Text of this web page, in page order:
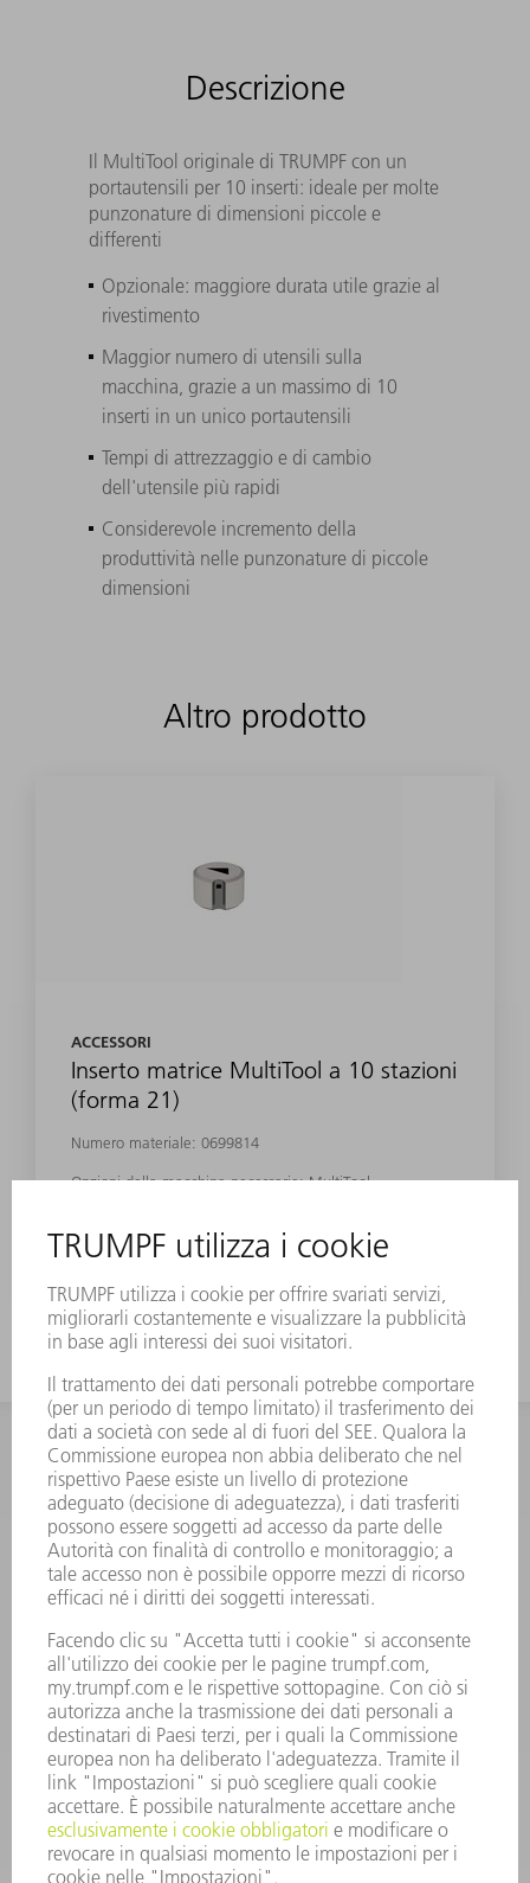
Descrizione
Il MultiTool originale di TRUMPF con un
portautensili per 10 inserti: ideale per molte
punzonature di dimensioni piccole e
differenti
Opzionale: maggiore durata utile grazie al
rivestimento
Maggior numero di utensili sulla
macchina, grazie a un massimo di 10
inserti in un unico portautensili
Tempi di attrezzaggio e di cambio
dell'utensile più rapidi
Considerevole incremento della
produttività nelle punzonature di piccole
dimensioni
Altro prodotto
ACCESSORI
Inserto matrice MultiTool a 10 stazioni
(forma 21)
Numero materiale: 0699814
Opzioni della macchina necessarie: MultiTool
INFORMAZIONE
Domande frequenti
Condizioni generali di contratto
CONTATTO
RICAMBI TRUMPF ITALIA
lunedì a venerdì: 08:30 – 18:00
ricambi@trumpf.com
CONTATTO
UTENSILI TRUMPF ITALIA
+39 02 48489482
lunedì a venerdì: 08:00 – 18:00
utensili@trumpf.com